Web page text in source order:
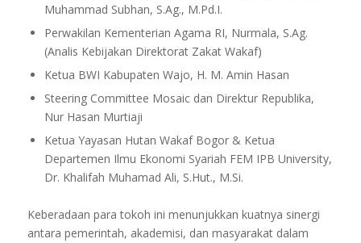
Muhammad Subhan, S.Ag., M.Pd.I.
Perwakilan Kementerian Agama RI, Nurmala, S.Ag.
(Analis Kebijakan Direktorat Zakat Wakaf)
Ketua BWI Kabupaten Wajo, H. M. Amin Hasan
Steering Committee Mosaic dan Direktur Republika,
Nur Hasan Murtiaji
Ketua Yayasan Hutan Wakaf Bogor & Ketua
Departemen Ilmu Ekonomi Syariah FEM IPB University,
Dr. Khalifah Muhamad Ali, S.Hut., M.Si.
Keberadaan para tokoh ini menunjukkan kuatnya sinergi
antara pemerintah, akademisi, dan masyarakat dalam